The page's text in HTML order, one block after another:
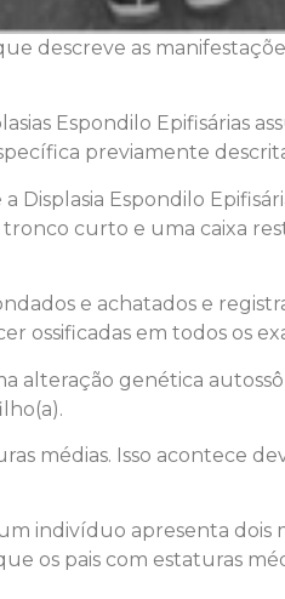
descreve as
Espondilo Epifisárias
previamente
Displasia Espondilo
curto e uma caixa
e achatados e
ossificadas em todos os
alteração genética
médias. Isso acontece
indivíduo apresenta
os pais com estaturas